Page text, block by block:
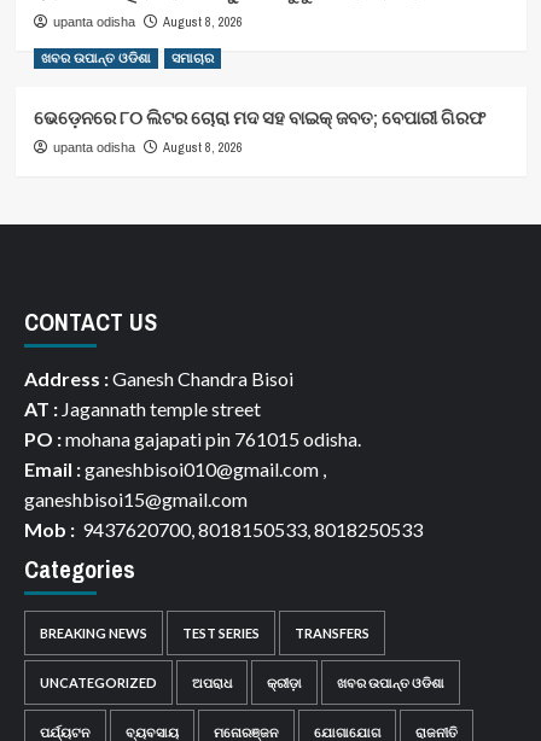
upanta odisha August 8, 2026
ଖବର ଉପାନ୍ତ ଓଡିଶା ସମାଚାର
ଭେଡ଼େନରେ ୮୦ ଲିଟର ଚୋରା ମଦ ସହ ବାଇକ୍ ଜବତ; ବେପାରୀ ଗିରଫ
upanta odisha August 8, 2026
CONTACT US
Address :Ganesh Chandra Bisoi
AT : Jagannath temple street
PO :mohana gajapati pin 761015 odisha.
Email :ganeshbisoi010@gmail.com ,
ganeshbisoi15@gmail.com
Mob : 9437620700, 8018150533, 8018250533
Categories
BREAKING NEWS TEST SERIES TRANSFERS
UNCATEGORIZED ଅପରାଧ କ୍ରୀଡ଼ା ଖବର ଉପାନ୍ତ ଓଡିଶା
ପର୍ଯ୍ୟଟନ ବ୍ୟବସାୟ ମନୋରଞ୍ଜନ ଯୋଗାଯୋଗ ରାଜନୀତି